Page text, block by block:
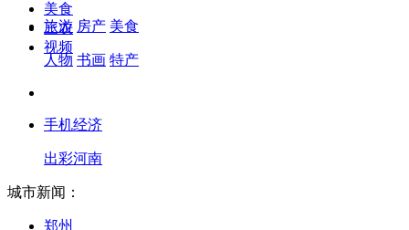
旅游 房产 美食
人物 书画 特产
手机经济
出彩河南
美食
三农
视频
城市新闻：
郑州